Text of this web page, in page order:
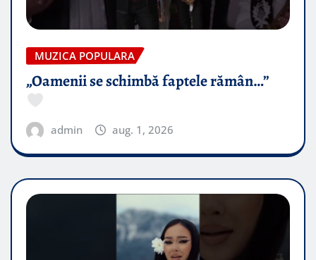
MUZICA POPULARA
„Oamenii se schimbă faptele rămân…”
admin aug. 1, 2026